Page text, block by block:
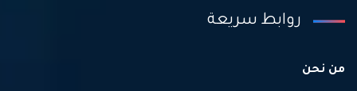
روابط سريعة
من نحن